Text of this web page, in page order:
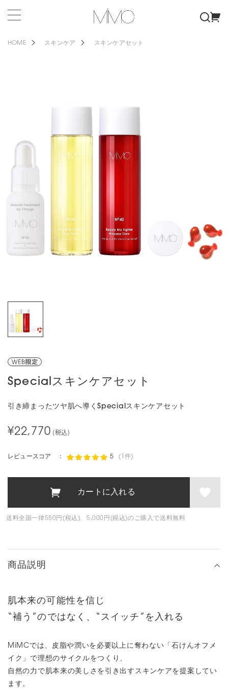
HOME スキンケア スキンケアセット
Specialスキンケアセット
引き締まったツヤ肌へ導くSpecialスキンケアセット
¥22,770 (税込)
送料全国一律550円(税込)、5,000円(税込)のご購入で送料無料
商品説明
肌本来の可能性を信じ
“補う”のではなく、“スイッチ”を入れる
MiMCでは、皮脂や潤いを必要以上に奪わない「石けんオフメ
イク」で理想のサイクルをつくり、
自然の力で肌本来の美しさを引き出すスキンケアを提案してい
ます。
レビュースコア ： 5 (1件)